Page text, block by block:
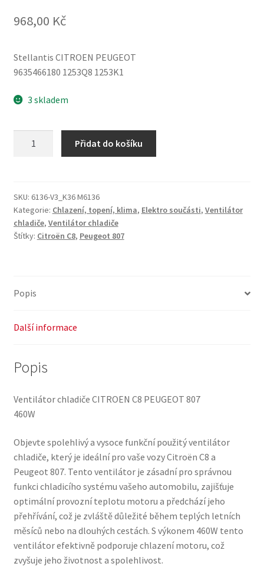
968,00 Kč
Stellantis CITROEN PEUGEOT
9635466180 1253Q8 1253K1
3 skladem
9635466180
1253Q8
množství
Přidat do košíku
SKU: 6136-V3_K36 M6136
Kategorie: Chlazení, topení, klima, Elektro součásti, Ventilátor
chladiče, Ventilátor chladiče
Štítky: Citroën C8, Peugeot 807
Popis
Další informace
Popis
Ventilátor chladiče CITROEN C8 PEUGEOT 807
460W
Objevte spolehlivý a vysoce funkční použitý ventilátor
chladiče, který je ideální pro vaše vozy Citroën C8 a
Peugeot 807. Tento ventilátor je zásadní pro správnou
funkci chladicího systému vašeho automobilu, zajišťuje
optimální provozní teplotu motoru a předchází jeho
přehřívání, což je zvláště důležité během teplých letních
měsíců nebo na dlouhých cestách. S výkonem 460W tento
ventilátor efektivně podporuje chlazení motoru, což
zvyšuje jeho životnost a spolehlivost.